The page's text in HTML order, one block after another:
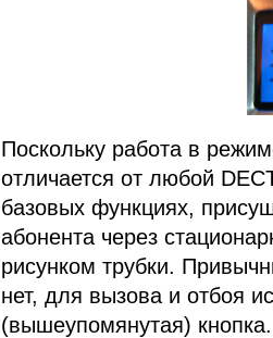
Поскольку работа в
отличается от любой
базовых функциях,
абонента через
рисунком трубки.
нет, для вызова и отбоя
(вышеупомянутая)